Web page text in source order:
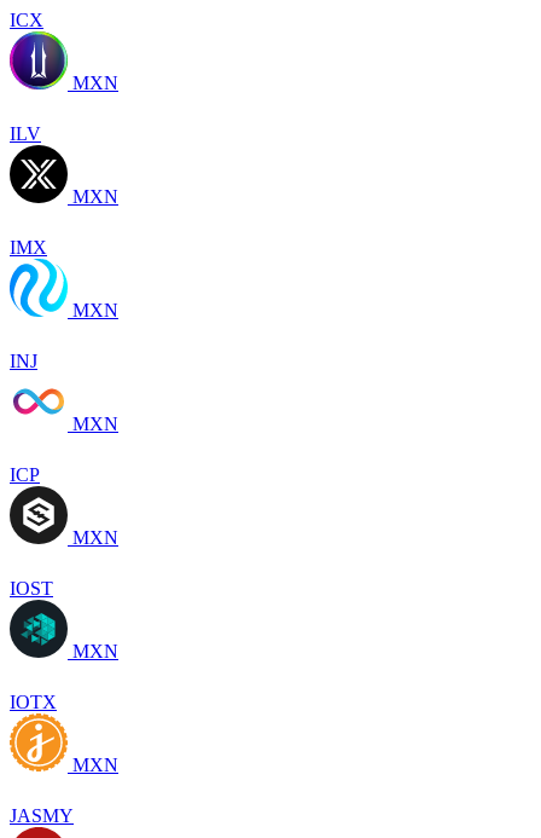
ICX
MXN
ILV
MXN
IMX
MXN
INJ
MXN
ICP
MXN
IOST
MXN
IOTX
MXN
JASMY